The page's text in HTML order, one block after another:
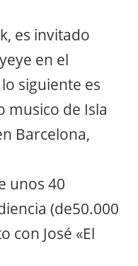
es invitado
en el
siguiente es
musico de Isla
Barcelona,
unos 40
(de50.000
con José «El